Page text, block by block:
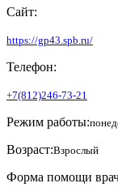
Сайт:
https://gp43.spb.ru/
Телефон:
+7(812)246-73-21
Режим работы:
Возраст:Взрослый
Форма помощи